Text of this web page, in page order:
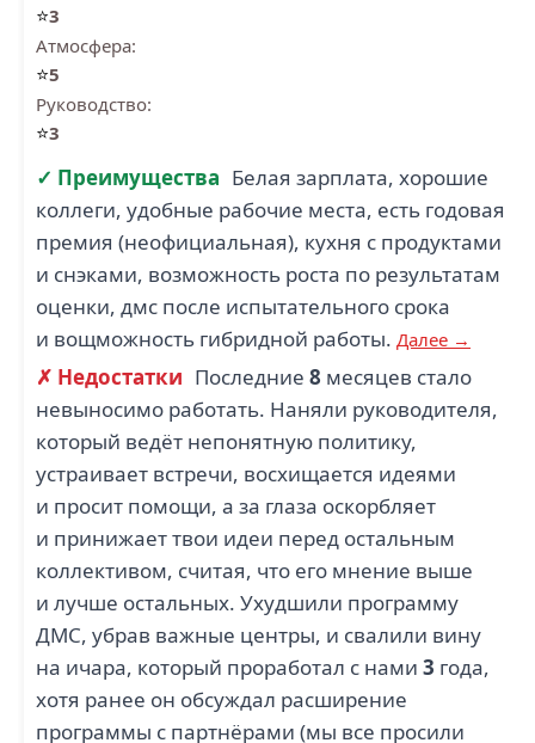
⭐3
Атмосфера:
⭐5
Руководство:
⭐3
✓ Преимущества Белая зарплата, хорошие
коллеги, удобные рабочие места, есть годовая
премия (неофициальная), кухня с продуктами
и снэками, возможность роста по результатам
оценки, дмс после испытательного срока
и вощможность гибридной работы. Далее →
✗ Недостатки Последние 8 месяцев стало
невыносимо работать. Наняли руководителя,
который ведёт непонятную политику,
устраивает встречи, восхищается идеями
и просит помощи, а за глаза оскорбляет
и принижает твои идеи перед остальным
коллективом, считая, что его мнение выше
и лучше остальных. Ухудшили программу
ДМС, убрав важные центры, и свалили вину
на ичара, который проработал с нами 3 года,
хотя ранее он обсуждал расширение
программы с партнёрами (мы все просили